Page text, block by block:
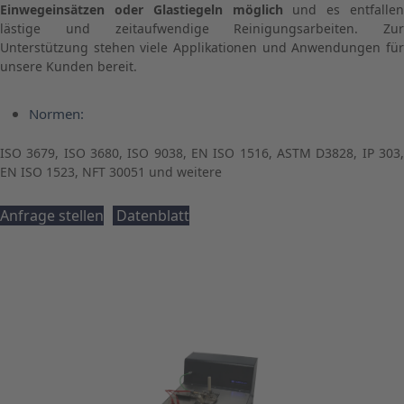
Einwegeinsätzen oder Glastiegeln möglich und es entfallen
lästige und zeitaufwendige Reinigungsarbeiten. Zur
Unterstützung stehen viele Applikationen und Anwendungen für
unsere Kunden bereit.
Normen:
ISO 3679, ISO 3680, ISO 9038, EN ISO 1516, ASTM D3828, IP 303,
EN ISO 1523, NFT 30051 und weitere
Anfrage stellen Datenblatt